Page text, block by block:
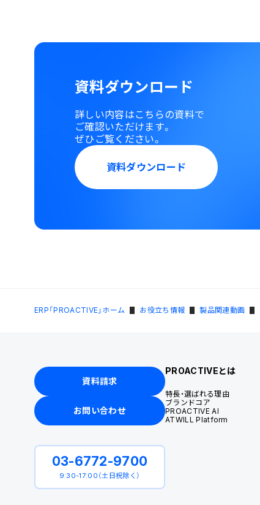
資料ダウンロード
詳しい内容はこちらの資料で
ご確認いただけます。
ぜひご覧ください。
資料ダウンロード
ERP「PROACTIVE」ホーム お役立ち情報 製品関連動画
資料請求
お問い合わせ
03-6772-9700
9:30-17:00（土日祝除く）
PROACTIVEとは
特長・選ばれる理由
ブランドコア
PROACTIVE AI
ATWILL Platform